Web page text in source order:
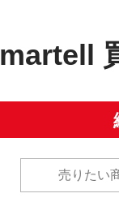
martell